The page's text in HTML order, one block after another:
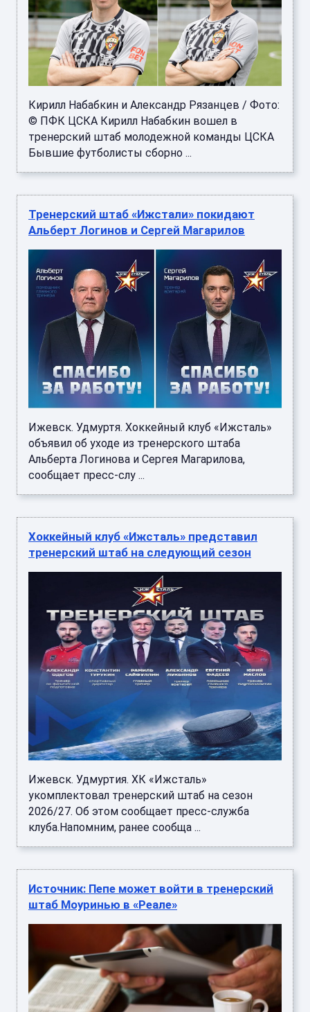
Кирилл Набабкин и Александр Рязанцев / Фото:
© ПФК ЦСКА Кирилл Набабкин вошел в
тренерский штаб молодежной команды ЦСКА
Бывшие футболисты сборно ...
Тренерский штаб «Ижстали» покидают
Альберт Логинов и Сергей Магарилов
Ижевск. Удмуртя. Хоккейный клуб «Ижсталь»
объявил об уходе из тренерского штаба
Альберта Логинова и Сергея Магарилова,
сообщает пресс-слу ...
Хоккейный клуб «Ижсталь» представил
тренерский штаб на следующий сезон
Ижевск. Удмуртия. ХК «Ижсталь»
укомплектовал тренерский штаб на сезон
2026/27. Об этом сообщает пресс-служба
клуба.Напомним, ранее сообща ...
Источник: Пепе может войти в тренерский
штаб Моуринью в «Реале»